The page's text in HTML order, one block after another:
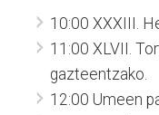
10:00 XXXIII.
11:00 XLVII.
gazteentzako.
12:00 Umeen